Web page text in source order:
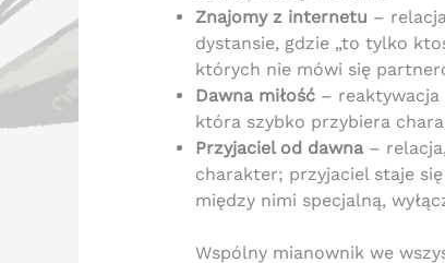
Znajomy z internetu –
dystansie, gdzie „to tylko
których nie mówi się
Dawna miłość– reaktywacja
która szybko przybiera
Przyjaciel od dawna–
charakter; przyjaciel staje
między nimi specjalną,
Wspólny mianownik we